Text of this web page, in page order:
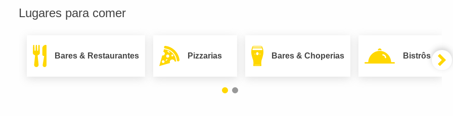
Lugares para comer
Bares & Restaurantes Pizzarias Bares & Choperias Bistrôs